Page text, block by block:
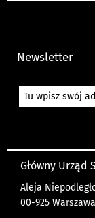
Newsletter
Główny Urząd
Aleja
00-925 Warszawa